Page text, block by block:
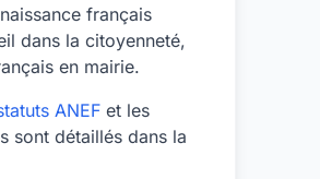
français
dans la citoyenneté,
en mairie.
ANEF et les
sont détaillés dans la